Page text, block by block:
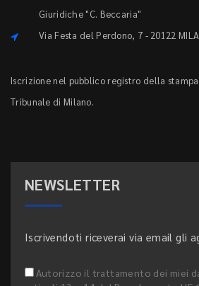
Giuridiche "C. Beccaria"
Via Festa del Perdono, 7 - 20122
Iscrizione nel pubblico registro della
Tribunale di Milano.
NEWSLETTER
Iscrivendoti riceverai via email gli
Autorizzo il trattamento dei miei